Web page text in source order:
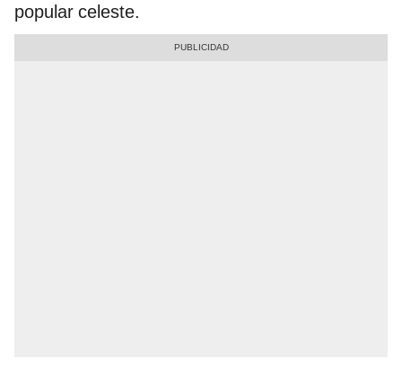
popular celeste.